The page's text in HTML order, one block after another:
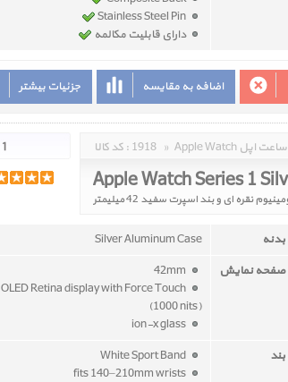
دارای قابلیت مکالمه
جزئیات بیشتر اضافه به مقایسه
کد کالا : 1918 » Apple Watch ساعت اپل
بدنه
Silver Aluminum Case
صفحه نمایش
OLED Retina display with Force Touch
(1000 nits)
بند